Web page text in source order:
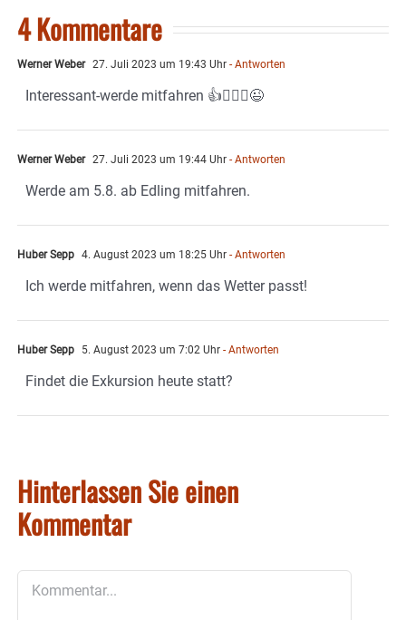
4 Kommentare
Werner Weber 27. Juli 2023 um 19:43 Uhr - Antworten
Interessant-werde mitfahren 👍🚴🏼‍♂️😉
Werner Weber 27. Juli 2023 um 19:44 Uhr - Antworten
Werde am 5.8. ab Edling mitfahren.
Huber Sepp 4. August 2023 um 18:25 Uhr - Antworten
Ich werde mitfahren, wenn das Wetter passt!
Huber Sepp 5. August 2023 um 7:02 Uhr - Antworten
Findet die Exkursion heute statt?
Hinterlassen Sie einen
Kommentar